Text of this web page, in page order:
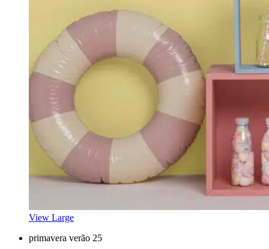
View Large
primavera verão 25